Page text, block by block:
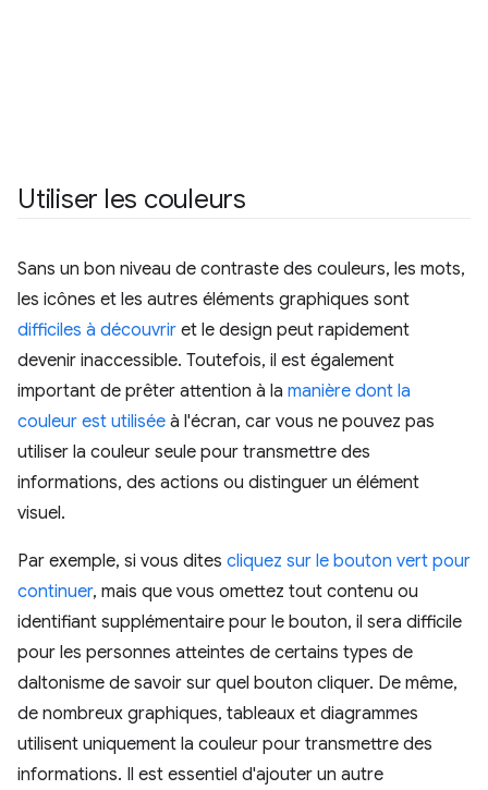
Utiliser les couleurs
Sans un bon niveau de contraste des couleurs, les mots,
les icônes et les autres éléments graphiques sont
difficiles à découvrir et le design peut rapidement
devenir inaccessible. Toutefois, il est également
important de prêter attention à la manière dont la
couleur est utilisée à l'écran, car vous ne pouvez pas
utiliser la couleur seule pour transmettre des
informations, des actions ou distinguer un élément
visuel.
Par exemple, si vous dites cliquez sur le bouton vert pour
continuer, mais que vous omettez tout contenu ou
identifiant supplémentaire pour le bouton, il sera difficile
pour les personnes atteintes de certains types de
daltonisme de savoir sur quel bouton cliquer. De même,
de nombreux graphiques, tableaux et diagrammes
utilisent uniquement la couleur pour transmettre des
informations. Il est essentiel d'ajouter un autre